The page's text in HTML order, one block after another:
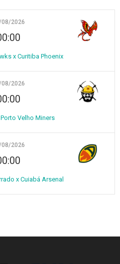
2026
x Curitiba Phoenix
08/2026
Velho Miners
08/2026
x Cuiabá Arsenal